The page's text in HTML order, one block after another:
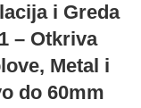
i Greda
– Otkriva
Metal i
do 60mm